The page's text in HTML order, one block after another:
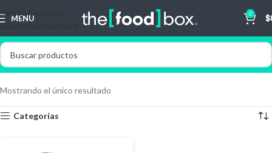
Skip to navigation
Skip to main content
MENU 0 $
Mostrando el único resultado
Categorías